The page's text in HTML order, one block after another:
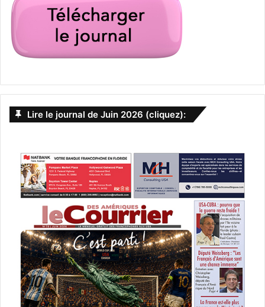
Lire le journal de Juin 2026 (cliquez):